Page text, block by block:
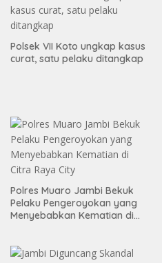
Polsek VII Koto ungkap kasus
curat, satu pelaku ditangkap
Polres Muaro Jambi Bekuk
Pelaku Pengeroyokan yang
Menyebabkan Kematian di